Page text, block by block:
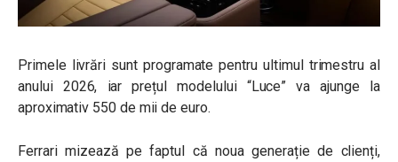
Primele livrări sunt programate pentru ultimul trimestru al
anului 2026, iar prețul modelului “Luce” va ajunge la
aproximativ 550 de mii de euro.
Ferrari mizează pe faptul că noua generație de clienți,